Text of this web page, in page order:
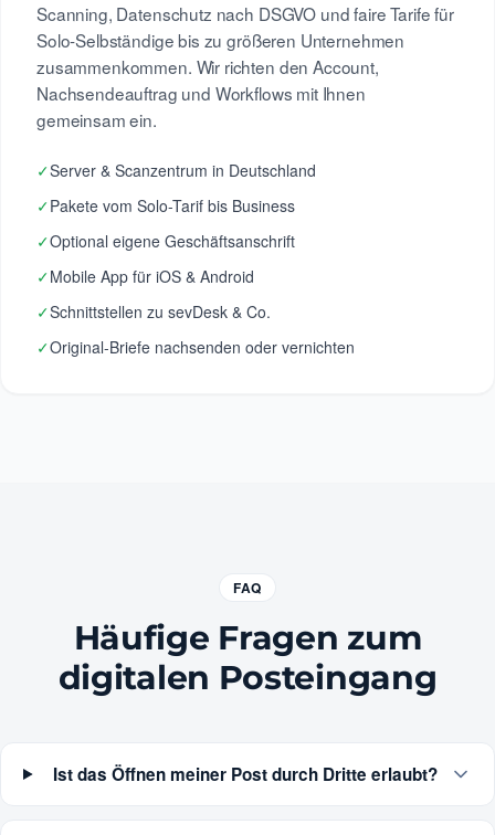
Scanning, Datenschutz nach DSGVO und faire Tarife für
Solo-Selbständige bis zu größeren Unternehmen
zusammenkommen. Wir richten den Account,
Nachsendeauftrag und Workflows mit Ihnen
gemeinsam ein.
✓Server & Scanzentrum in Deutschland
✓Pakete vom Solo-Tarif bis Business
✓Optional eigene Geschäftsanschrift
✓Mobile App für iOS & Android
✓Schnittstellen zu sevDesk & Co.
✓Original-Briefe nachsenden oder vernichten
FAQ
Häufige Fragen zum
digitalen Posteingang
Ist das Öffnen meiner Post durch Dritte erlaubt?